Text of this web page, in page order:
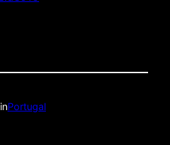
inPortugal